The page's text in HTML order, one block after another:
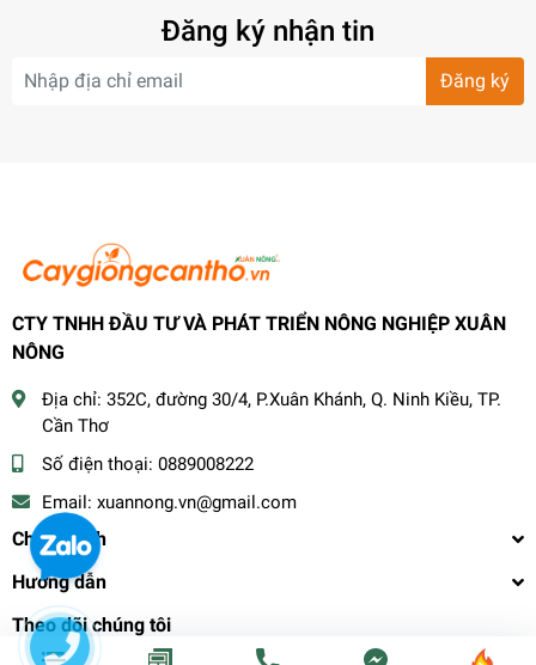
Đăng ký nhận tin
Đăng ký
CTY TNHH ĐẦU TƯ VÀ PHÁT TRIỂN NÔNG NGHIỆP XUÂN
NÔNG
Địa chỉ: 352C, đường 30/4, P.Xuân Khánh, Q. Ninh Kiều, TP.
Cần Thơ
Số điện thoại: 0889008222
Email: xuannong.vn@gmail.com
Chính sách
Hướng dẫn
Theo dõi chúng tôi